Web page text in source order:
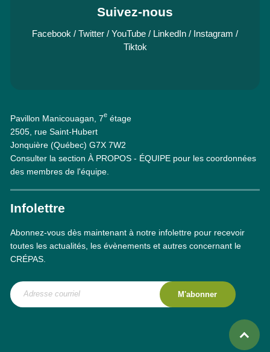
Suivez-nous
Facebook / Twitter / YouTube / LinkedIn / Instagram /
Tiktok
Pavillon Manicouagan, 7e étage
2505, rue Saint-Hubert
Jonquière (Québec) G7X 7W2
Consulter la section À PROPOS - ÉQUIPE pour les coordonnées
des membres de l'équipe.
Infolettre
Abonnez-vous dès maintenant à notre infolettre pour recevoir
toutes les actualités, les évènements et autres concernant le
CRÉPAS.
M'abonner